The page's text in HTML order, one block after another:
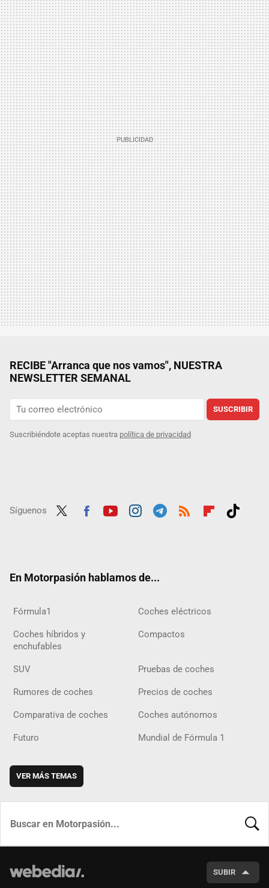
RECIBE "Arranca que nos vamos", NUESTRA
NEWSLETTER SEMANAL
SUSCRIBIR
Suscribiéndote aceptas nuestra política de privacidad
Síguenos
En Motorpasión hablamos de...
Fórmula1 Coches eléctricos
Coches híbridos y
enchufables
Compactos
SUV Pruebas de coches
Rumores de coches Precios de coches
Comparativa de coches Coches autónomos
Futuro Mundial de Fórmula 1
VER MÁS TEMAS
SUBIR